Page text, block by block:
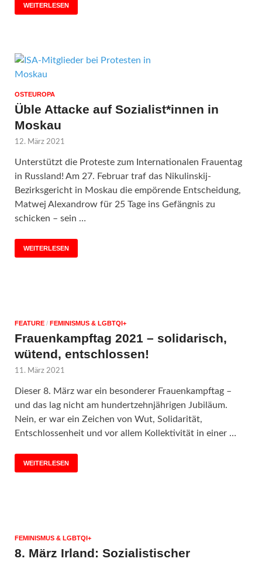
WEITERLESEN
OSTEUROPA
Üble Attacke auf Sozialist*innen in
Moskau
12. März 2021
Unterstützt die Proteste zum Internationalen Frauentag
in Russland! Am 27. Februar traf das Nikulinskij-
Bezirksgericht in Moskau die empörende Entscheidung,
Matwej Alexandrow für 25 Tage ins Gefängnis zu
schicken – sein …
WEITERLESEN
FEATURE / FEMINISMUS & LGBTQI+
Frauenkampftag 2021 – solidarisch,
wütend, entschlossen!
11. März 2021
Dieser 8. März war ein besonderer Frauenkampftag –
und das lag nicht am hundertzehnjährigen Jubiläum.
Nein, er war ein Zeichen von Wut, Solidarität,
Entschlossenheit und vor allem Kollektivität in einer …
WEITERLESEN
FEMINISMUS & LGBTQI+
8. März Irland: Sozialistischer